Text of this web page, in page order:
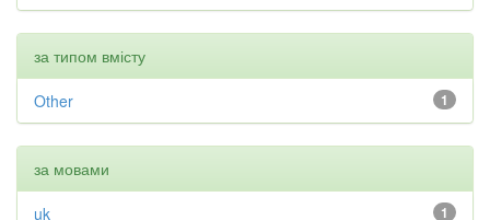
за типом вмісту
1
Other
за мовами
1
uk